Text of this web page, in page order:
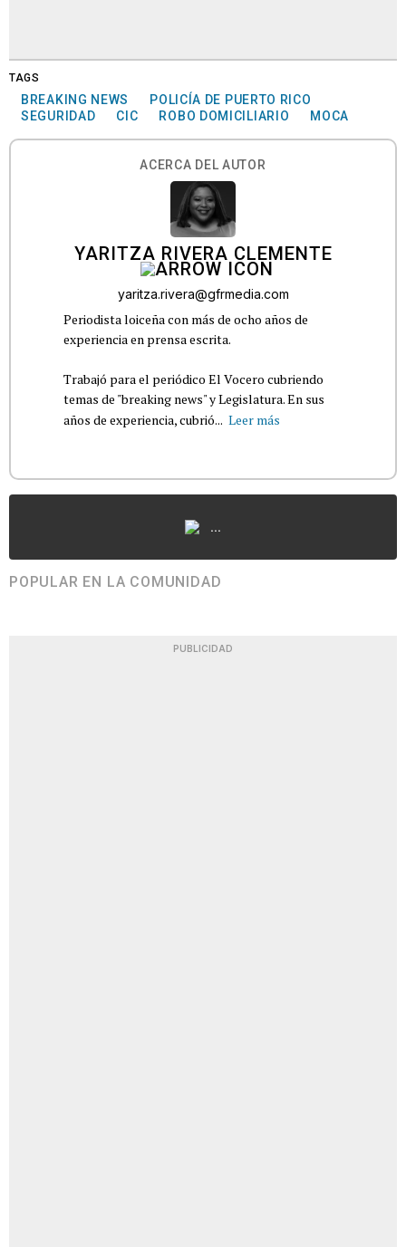
TAGS
BREAKING NEWS
POLICÍA DE PUERTO RICO
SEGURIDAD
CIC ROBO DOMICILIARIO MOCA
ACERCA DEL AUTOR
YARITZA RIVERA CLEMENTE
yaritza.rivera@gfrmedia.com
Periodista loiceña con más de ocho años de
experiencia en prensa escrita.
Trabajó para el periódico El Vocero cubriendo
temas de "breaking news" y Legislatura. En sus
años de experiencia, cubrió... Leer más
...
POPULAR EN LA COMUNIDAD
PUBLICIDAD